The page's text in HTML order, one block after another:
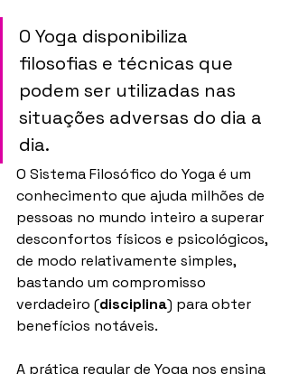
O Yoga disponibiliza
filosofias e técnicas que
podem ser utilizadas nas
situações adversas do dia a
dia.
O Sistema Filosófico do Yoga é um
conhecimento que ajuda milhões de
pessoas no mundo inteiro a superar
desconfortos físicos e psicológicos,
de modo relativamente simples,
bastando um compromisso
verdadeiro (disciplina) para obter
benefícios notáveis.
A prática regular de Yoga nos ensina